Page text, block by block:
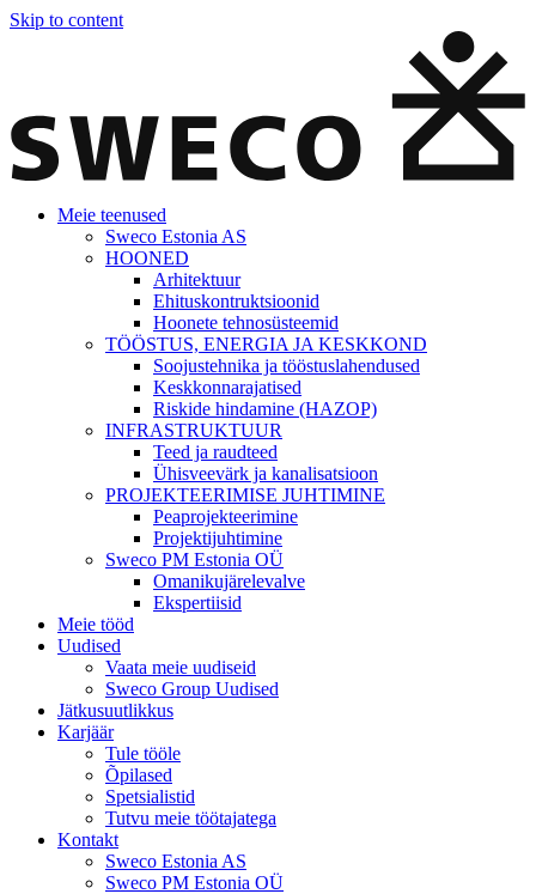
Skip to content
Meie teenused
Sweco Estonia AS
HOONED
Arhitektuur
Ehituskontruktsioonid
Hoonete tehnosüsteemid
TÖÖSTUS, ENERGIA JA KESKKOND
Soojustehnika ja tööstuslahendused
Keskkonnarajatised
Riskide hindamine (HAZOP)
INFRASTRUKTUUR
Teed ja raudteed
Ühisveevärk ja kanalisatsioon
PROJEKTEERIMISE JUHTIMINE
Peaprojekteerimine
Projektijuhtimine
Sweco PM Estonia OÜ
Omanikujärelevalve
Ekspertiisid
Meie tööd
Uudised
Vaata meie uudiseid
Sweco Group Uudised
Jätkusuutlikkus
Karjäär
Tule tööle
Õpilased
Spetsialistid
Tutvu meie töötajatega
Kontakt
Sweco Estonia AS
Sweco PM Estonia OÜ